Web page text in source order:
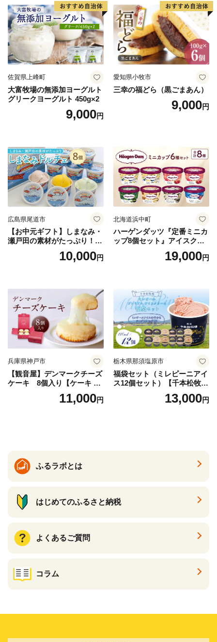
子 菓子 F4N-2298
佐賀県上峰町
大富牧場の無添加ヨーグルト
グリークヨーグルト 450g×2
9,000円
愛知県小牧市
三幸の福どら（黒ごまあん）
9,000円
広島県尾道市
【お中元ギフト】しまなみ・
瀬戸田の素材がたっぷり！ジ
10,000円
北海道浜中町
ハーゲンダッツ『定番ミニカ
ップ8個セット』アイスクリ
ーム アイス スイーツ デザー
19,000円
兵庫県神戸市
【観音屋】デンマークチーズ
ケーキ 8個入り【ケーキ チ
ーズケーキ 人気スイーツ お
すすめスイーツ 神戸スイー
11,000円
栃木県那須塩原市
福袋セット（ミレピーニアイ
ス12個セット）【千本松牧
場】 ns025-014-12 【デザー
ト 詰め合わせ ギフト】
13,000円
ふるラボとは
はじめてのふるさと納税
よくあるご質問
コラム